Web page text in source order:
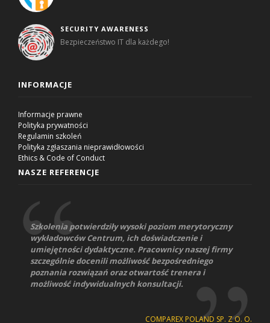
SECURITY AWARENESS
Bezpieczeństwo IT dla każdego!
INFORMACJE
Informacje prawne
Polityka prywatności
Regulamin szkoleń
Polityka zgłaszania nieprawidłowości
Ethics & Code of Conduct
NASZE REFERENCJE
Szkolenia potwierdziły wysoki poziom merytoryczny
wykładowców Centrum, ich doświadczenie i
umiejętności dydaktyczne. Pracownicy naszej firmy
szczególnie docenili możliwość bezpośredniego
poznania rozwiązań oraz otwartość trenera i
możliwość indywidualnych konsultacji.
COMPAREX POLAND SP. Z O. O.